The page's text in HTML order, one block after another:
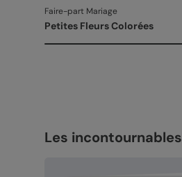
Faire-part Mariage
Petites Fleurs Colorées
Les incontournables